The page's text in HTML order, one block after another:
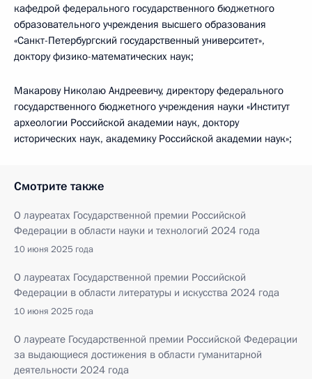
кафедрой федерального государственного бюджетного
образовательного учреждения высшего образования
«Санкт-Петербургский государственный университет»,
доктору физико-математических наук;
Макарову Николаю Андреевичу, директору федерального
государственного бюджетного учреждения науки «Институт
археологии Российской академии наук, доктору
исторических наук, академику Российской академии наук»;
Смотрите также
О лауреатах Государственной премии Российской
Федерации в области науки и технологий 2024 года
10 июня 2025 года
О лауреатах Государственной премии Российской
Федерации в области литературы и искусства 2024 года
10 июня 2025 года
О лауреате Государственной премии Российской Федерации
за выдающиеся достижения в области гуманитарной
деятельности 2024 года